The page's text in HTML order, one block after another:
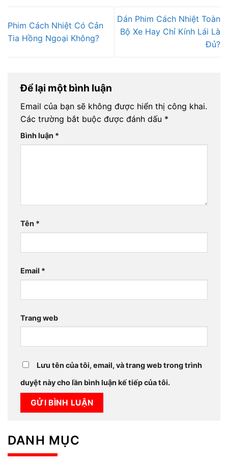
Phim Cách Nhiệt Có Cản
Tia Hồng Ngoại Không?
Dán Phim Cách Nhiệt Toàn
Bộ Xe Hay Chỉ Kính Lái Là
Đủ?
Để lại một bình luận
Email của bạn sẽ không được hiển thị công khai.
Các trường bắt buộc được đánh dấu *
Bình luận *
Tên *
Email *
Trang web
Lưu tên của tôi, email, và trang web trong trình
duyệt này cho lần bình luận kế tiếp của tôi.
DANH MỤC